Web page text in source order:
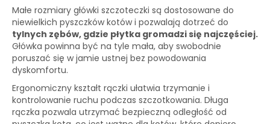
Małe rozmiary główki szczoteczki są dostosowane do
niewielkich pyszczków kotów i pozwalają dotrzeć do
tylnych zębów, gdzie płytka gromadzi się najczęściej.
Główka powinna być na tyle mała, aby swobodnie
poruszać się w jamie ustnej bez powodowania
dyskomfortu.
Ergonomiczny kształt rączki ułatwia trzymanie i
kontrolowanie ruchu podczas szczotkowania. Długa
rączka pozwala utrzymać bezpieczną odległość od